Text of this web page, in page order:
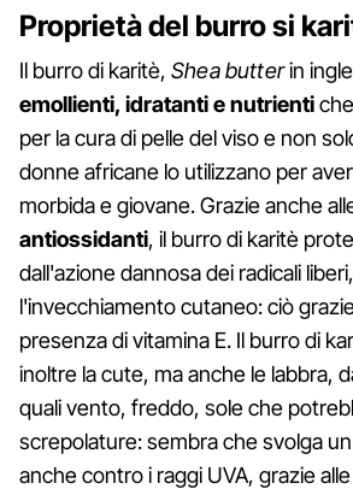
Proprietà del burro si
Il burro di karitè, Shea butterin
emollienti, idratanti e nutrienti
per la cura di pelle del viso e non
donne africane lo utilizzano per
morbida e giovane. Grazie anche
antiossidanti, il burro di karitè
dall'azione dannosa dei radicali
l'invecchiamento cutaneo: ciò
presenza di vitamina E. Il burro di
inoltre la cute, ma anche le labbra,
quali vento, freddo, sole che
screpolature: sembra che svolga
anche contro i raggi UVA, grazie